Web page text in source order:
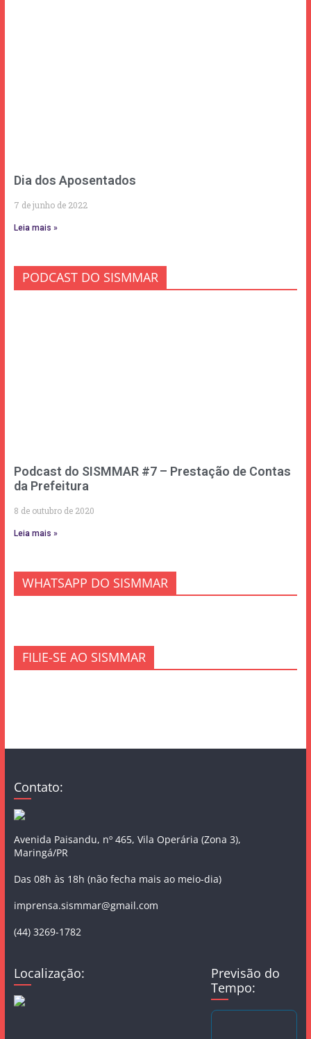
Dia dos Aposentados
7 de junho de 2022
Leia mais »
PODCAST DO SISMMAR
Podcast do SISMMAR #7 – Prestação de Contas
da Prefeitura
8 de outubro de 2020
Leia mais »
WHATSAPP DO SISMMAR
FILIE-SE AO SISMMAR
Contato:
Avenida Paisandu, nº 465, Vila Operária (Zona 3),
Maringá/PR
Das 08h às 18h (não fecha mais ao meio-dia)
imprensa.sismmar@gmail.com
(44) 3269-1782
Localização:
Previsão do
Tempo: